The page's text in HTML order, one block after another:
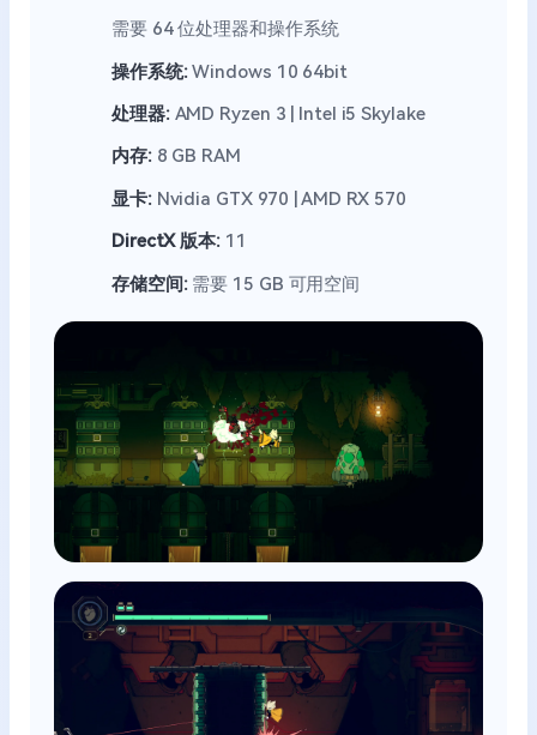
需要 64 位处理器和操作系统
操作系统:Windows 10 64bit
处理器:AMD Ryzen 3 | Intel i5 Skylake
内存:8 GB RAM
显卡:Nvidia GTX 970 | AMD RX 570
DirectX 版本:11
存储空间:需要 15 GB 可用空间